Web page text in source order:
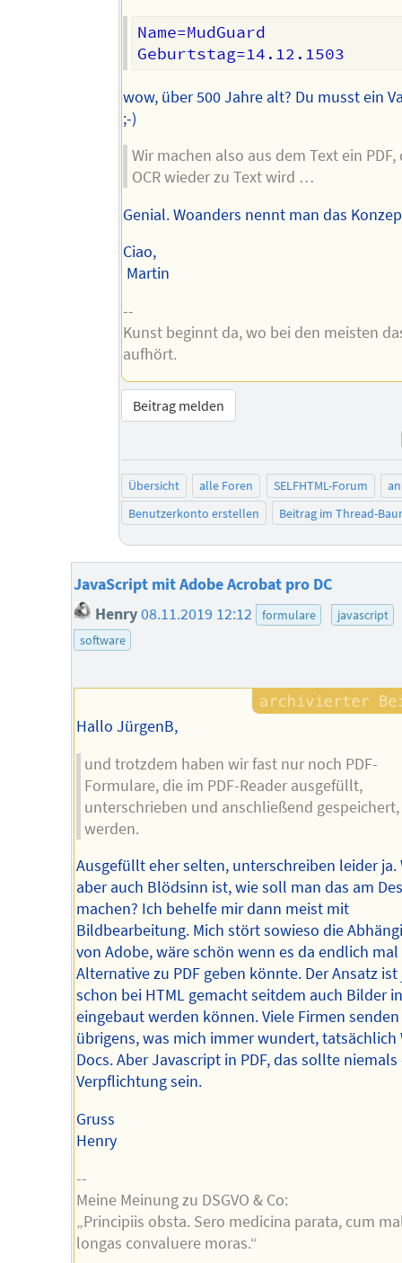
Name=MudGuard
wow, über 500 Jahre alt? Du musst ein
;-)
Wir machen also aus dem Text ein
OCR wieder zu Text wird …
Genial. Woanders nennt man das
Ciao,
Martin
--
Kunst beginnt da, wo bei den meisten
aufhört.
Beitrag melden
Übersicht alle Foren SELFHTML-Forum
Benutzerkonto erstellen
Beitrag im Thread-
JavaScript mit Adobe Acrobat pro DC
Henry08.11.2019 12:12 formulare
javascript
software
Hallo JürgenB,
und trotzdem haben wir fast nur noch PDF-
Formulare, die im PDF-Reader ausgefüllt,
unterschrieben und anschließend gespeichert,
werden.
Ausgefüllt eher selten, unterschreiben leider ja.
aber auch Blödsinn ist, wie soll man das am
machen? Ich behelfe mir dann meist mit
Bildbearbeitung. Mich stört sowieso die
von Adobe, wäre schön wenn es da endlich mal
Alternative zu PDF geben könnte. Der Ansatz ist
schon bei HTML gemacht seitdem auch Bilder
eingebaut werden können. Viele Firmen senden
übrigens, was mich immer wundert, tatsächlich
Docs. Aber Javascript in PDF, das sollte niemals
Verpflichtung sein.
Gruss
Henry
--
Meine Meinung zu DSGVO & Co:
„Principiis obsta. Sero medicina parata, cum
longas convaluere moras.“